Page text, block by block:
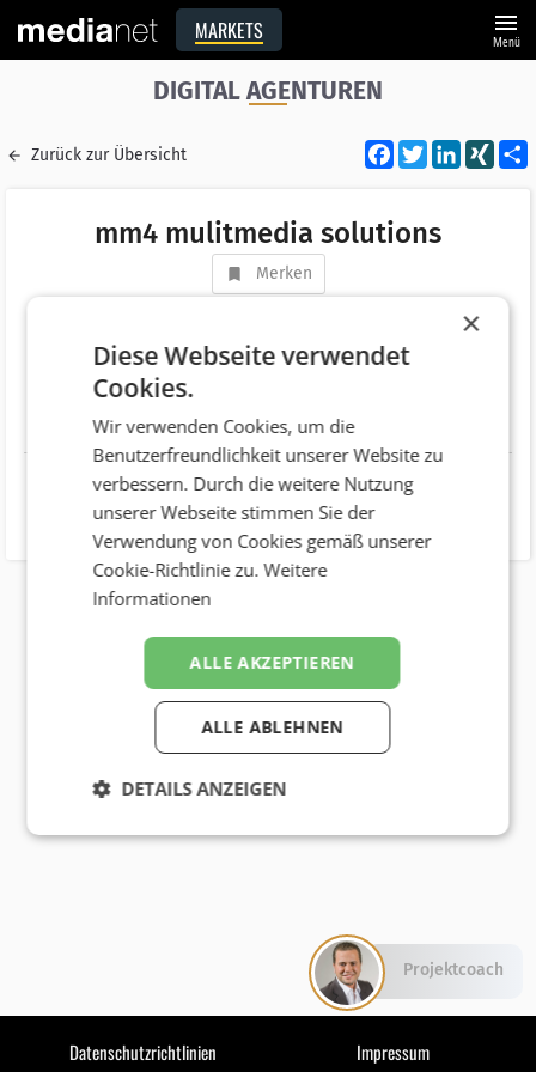
MARKETS menu
Menü
DIGITAL AGENTUREN
Zurück zur Übersicht Facebook
Twitter XING
mm4 mulitmedia solutions
Merken
AT 6200 Jenbach
Telefonnummer
Website http://www.mm4.at
Datenschutzrichtlinien Impressum
×
Diese Webseite verwendet
Cookies.
Wir verwenden Cookies, um die
Benutzerfreundlichkeit unserer Website zu
verbessern. Durch die weitere Nutzung
unserer Webseite stimmen Sie der
Verwendung von Cookies gemäß unserer
Cookie-Richtlinie zu.Weitere
Informationen
ALLE AKZEPTIEREN
ALLE ABLEHNEN
DETAILS ANZEIGEN
Projektcoach